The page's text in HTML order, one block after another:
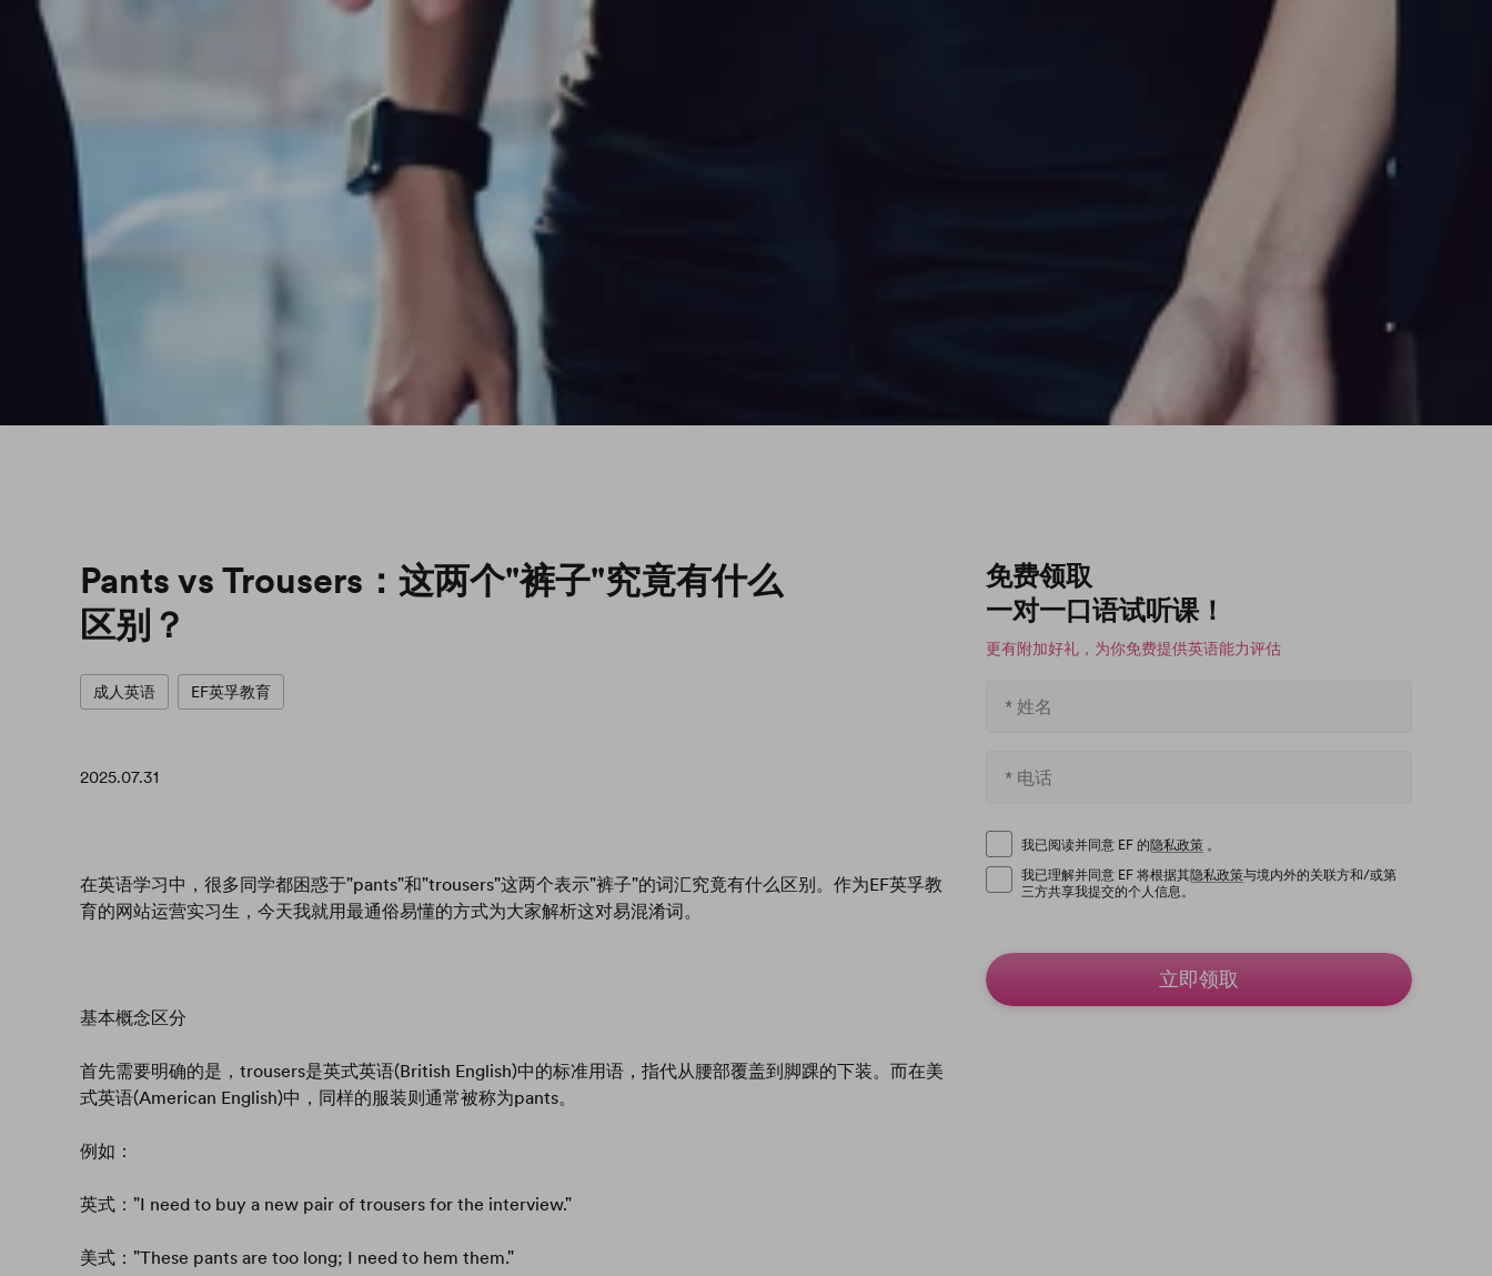
Pants vs Trousers：这两个"裤子"究竟有什么
区别？
成人英语 EF英孚教育
2025.07.31
在英语学习中，很多同学都困惑于"pants"和"trousers"这两个表示"裤子"的词汇究竟有什么区别。作为EF英孚教
育的网站运营实习生，今天我就用最通俗易懂的方式为大家解析这对易混淆词。
基本概念区分
首先需要明确的是，trousers是英式英语(British English)中的标准用语，指代从腰部覆盖到脚踝的下装。而在美
式英语(American English)中，同样的服装则通常被称为pants。
例如：
英式："I need to buy a new pair of trousers for the interview."
美式："These pants are too long; I need to hem them."
免费领取
一对一口语试听课！
更有附加好礼，为你免费提供英语能力评估
我已阅读并同意 EF 的隐私政策 。
我已理解并同意 EF 将根据其隐私政策与境内外的关联方和/或第
三方共享我提交的个人信息。
立即领取